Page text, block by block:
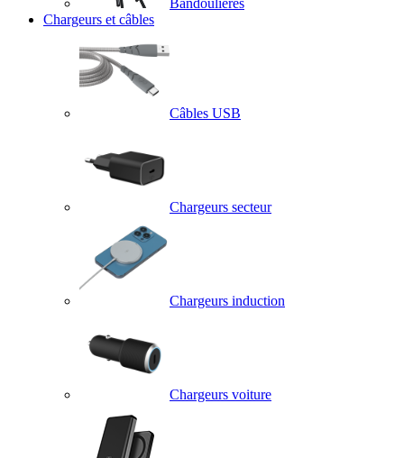
Bandoulieres
Chargeurs et câbles
Câbles USB
Chargeurs secteur
Chargeurs induction
Chargeurs voiture